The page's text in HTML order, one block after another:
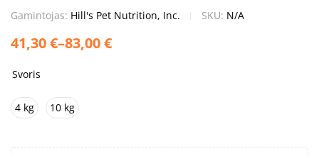
Gamintojas: Hill's Pet Nutrition, Inc. SKU: N/A
41,30€–83,00€
Svoris
4 kg 10 kg